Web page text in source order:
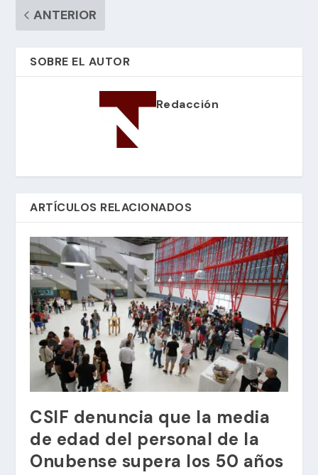
ANTERIOR
SOBRE EL AUTOR
Redacción
ARTÍCULOS RELACIONADOS
CSIF denuncia que la media
de edad del personal de la
Onubense supera los 50 años